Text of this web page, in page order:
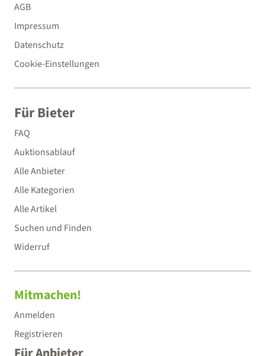
AGB
Impressum
Datenschutz
Cookie-Einstellungen
Für Bieter
FAQ
Auktionsablauf
Alle Anbieter
Alle Kategorien
Alle Artikel
Suchen und Finden
Widerruf
Mitmachen!
Anmelden
Registrieren